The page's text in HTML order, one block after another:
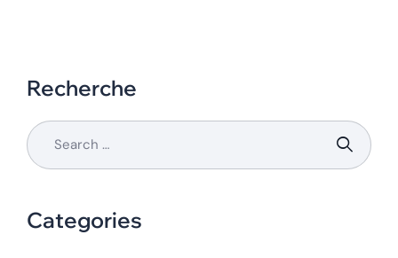
Recherche
Categories